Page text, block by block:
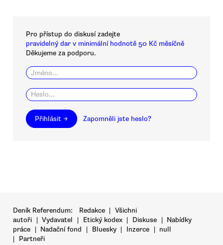
Pro přístup do diskusí zadejte
pravidelný dar v minimální hodnotě 50 Kč měsíčně
Děkujeme za podporu.
Přihlásit → Zapomněli jste heslo?
Deník Referendum: Redakce | Všichni
autoři | Vydavatel | Etický kodex | Diskuse | Nabídky
práce | Nadační fond | Bluesky | Inzerce | null
|
Partneři